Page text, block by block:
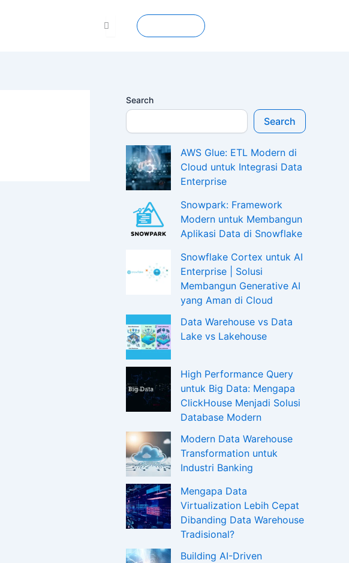
Search
Search
AWS Glue: ETL Modern di
Cloud untuk Integrasi Data
Enterprise
Snowpark: Framework
Modern untuk Membangun
Aplikasi Data di Snowflake
Snowflake Cortex untuk AI
Enterprise | Solusi
Membangun Generative AI
yang Aman di Cloud
Data Warehouse vs Data
Lake vs Lakehouse
High Performance Query
untuk Big Data: Mengapa
ClickHouse Menjadi Solusi
Database Modern
Modern Data Warehouse
Transformation untuk
Industri Banking
Mengapa Data
Virtualization Lebih Cepat
Dibanding Data Warehouse
Tradisional?
Building AI-Driven